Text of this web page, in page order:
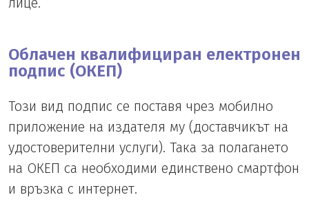
Облачен квалифициран електронен
подпис (ОКЕП)
Този вид подпис се поставя чрез мобилно
приложение на издателя му (доставчикът на
удостоверителни услуги). Така за полагането
на ОКЕП са необходими единствено смартфон
и връзка с интернет.